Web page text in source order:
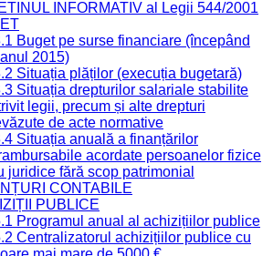
INFORMATIV al Legii 544/2001
Buget pe surse financiare (începând
2015)
Situația plăților (execuția bugetară)
Situația drepturilor salariale stabilite
legii, precum și alte drepturi
de acte normative
Situația anuală a finanțărilor
acordate persoanelor fizice
juridice fără scop patrimonial
CONTABILE
PUBLICE
Programul anual al achizițiilor publice
Centralizatorul achizițiilor publice cu